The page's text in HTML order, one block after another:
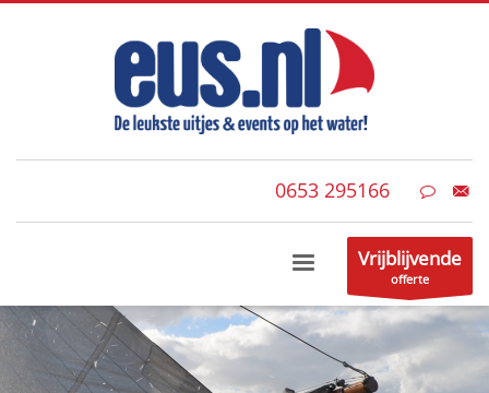
0653 295166
Vrijblijvende
offerte